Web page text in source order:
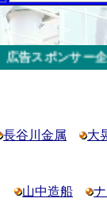
長谷川金属 大
山中造船